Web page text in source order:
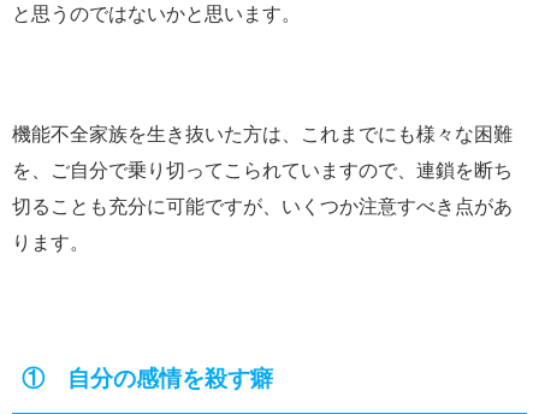
と思うのではないかと思います。
機能不全家族を生き抜いた方は、これまでにも様々な困難
を、ご自分で乗り切ってこられていますので、連鎖を断ち
切ることも充分に可能ですが、いくつか注意すべき点があ
ります。
① 自分の感情を殺す癖